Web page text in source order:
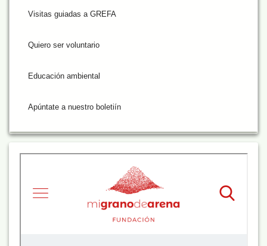
Visitas guiadas a GREFA
Quiero ser voluntario
Educación ambiental
Apúntate a nuestro boletiín